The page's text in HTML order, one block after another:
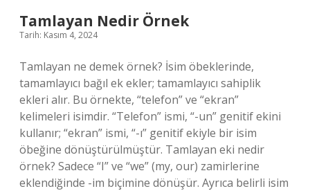
Tamlayan Nedir Örnek
Tarih: Kasım 4, 2024
Tamlayan ne demek örnek? İsim öbeklerinde,
tamamlayıcı bağıl ek ekler; tamamlayıcı sahiplik
ekleri alır. Bu örnekte, “telefon” ve “ekran”
kelimeleri isimdir. “Telefon” ismi, “-un” genitif ekini
kullanır; “ekran” ismi, “-ı” genitif ekiyle bir isim
öbeğine dönüştürülmüştür. Tamlayan eki nedir
örnek? Sadece “I” ve “we” (my, our) zamirlerine
eklendiğinde -im biçimine dönüşür. Ayrıca belirli isim